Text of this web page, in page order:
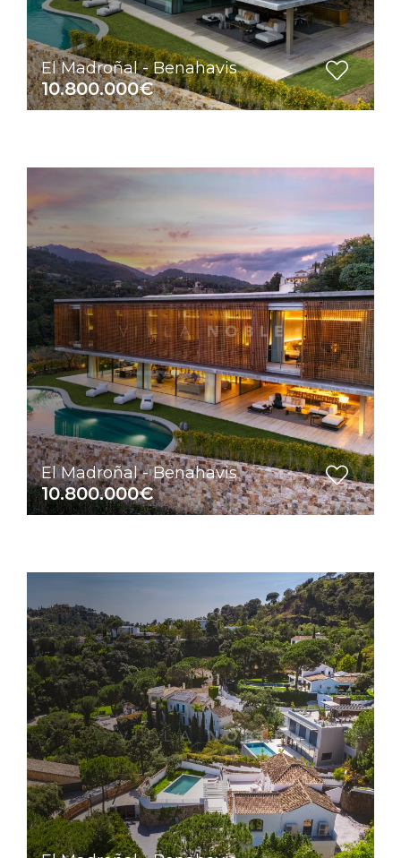
El Madroñal - Benahavis
10.800.000€
El Madroñal - Benahavis
10.800.000€